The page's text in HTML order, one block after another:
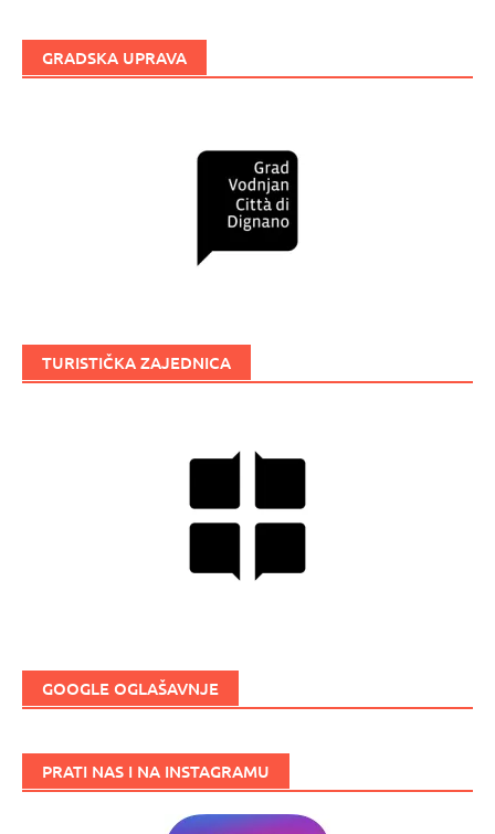
GRADSKA UPRAVA
TURISTIČKA ZAJEDNICA
GOOGLE OGLAŠAVNJE
PRATI NAS I NA INSTAGRAMU